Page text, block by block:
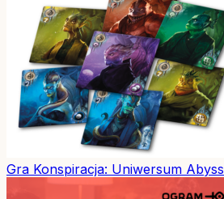
Gra Konspiracja: Uniwersum Abyss